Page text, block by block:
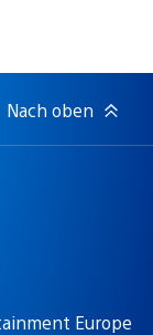
Nach oben
Europe